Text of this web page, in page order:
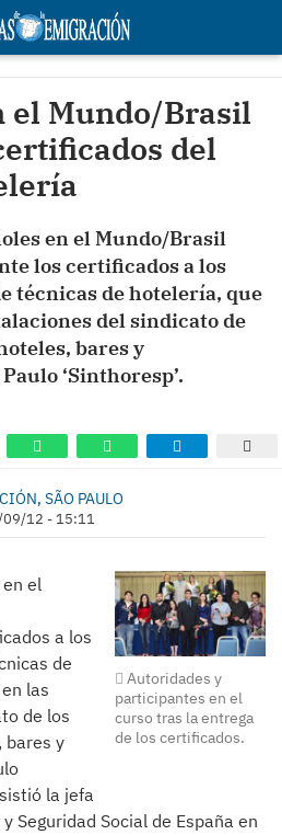
el Mundo/Brasil
del
en el Mundo/Brasil
los certificados a los
técnicas de hotelería, que
del sindicato de
bares y
‘Sinthoresp’.
SÃO PAULO
12 - 15:11
Autoridades y
participantes en el
curso tras la entrega
de los certificados.
el
a los
de
las
de los
bares y
la jefa
Seguridad Social de España en